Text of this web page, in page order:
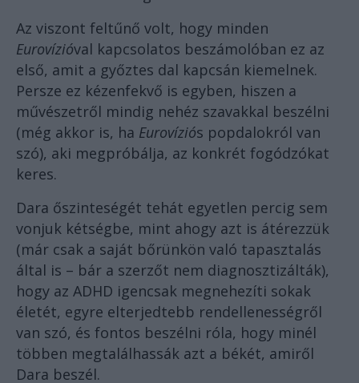
Az viszont feltűnő volt, hogy minden
Eurovízióval kapcsolatos beszámolóban ez az
első, amit a győztes dal kapcsán kiemelnek.
Persze ez kézenfekvő is egyben, hiszen a
művészetről mindig nehéz szavakkal beszélni
(még akkor is, ha Eurovíziós popdalokról van
szó), aki megpróbálja, az konkrét fogódzókat
keres.
Dara őszinteségét tehát egyetlen percig sem
vonjuk kétségbe, mint ahogy azt is átérezzük
(már csak a saját bőrünkön való tapasztalás
által is – bár a szerzőt nem diagnosztizálták),
hogy az ADHD igencsak megnehezíti sokak
életét, egyre elterjedtebb rendellenességről
van szó, és fontos beszélni róla, hogy minél
többen megtalálhassák azt a békét, amiről
Dara beszél.